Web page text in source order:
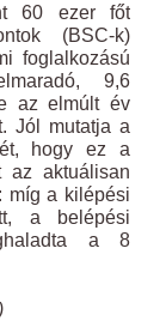
60 ezer főt
(BSC-k)
foglalkozású
9,6
az elmúlt év
Jól mutatja a
hogy ez a
az aktuálisan
míg a kilépési
a belépési
a 8